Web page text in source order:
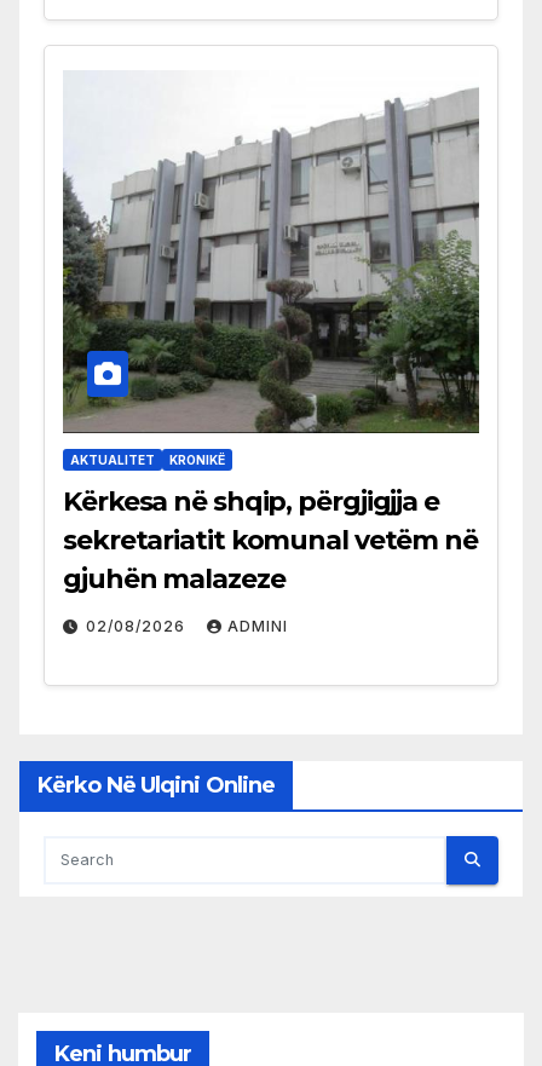
AKTUALITET KRONIKË
Kërkesa në shqip, përgjigjja e
sekretariatit komunal vetëm në
gjuhën malazeze
02/08/2026 ADMINI
Kërko Në Ulqini Online
Keni humbur